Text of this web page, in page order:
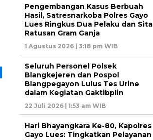
Pengembangan Kasus Berbuah
Hasil, Satresnarkoba Polres Gayo
Lues Ringkus Dua Pelaku dan Sita
Ratusan Gram Ganja
1 Agustus 2026 | 3:18 pm WIB
Seluruh Personel Polsek
Blangkejeren dan Pospol
Blangpegayon Lulus Tes Urine
dalam Kegiatan Gaktibplin
22 Juli 2026 | 1:53 am WIB
Hari Bhayangkara Ke-80, Kapolres
Gayo Lues: Tingkatkan Pelayanan